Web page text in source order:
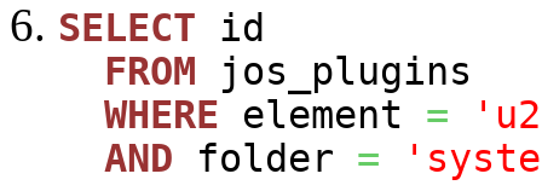
SELECT id
FROM jos_plugins
WHERE element =
AND folder =